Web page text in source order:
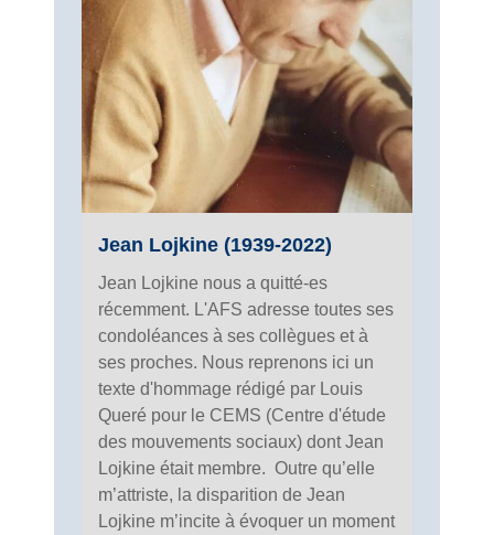
Jean Lojkine (1939-2022)
Jean Lojkine nous a quitté-es
récemment. L'AFS adresse toutes ses
condoléances à ses collègues et à
ses proches. Nous reprenons ici un
texte d'hommage rédigé par Louis
Queré pour le CEMS (Centre d'étude
des mouvements sociaux) dont Jean
Lojkine était membre. Outre qu’elle
m’attriste, la disparition de Jean
Lojkine m’incite à évoquer un moment